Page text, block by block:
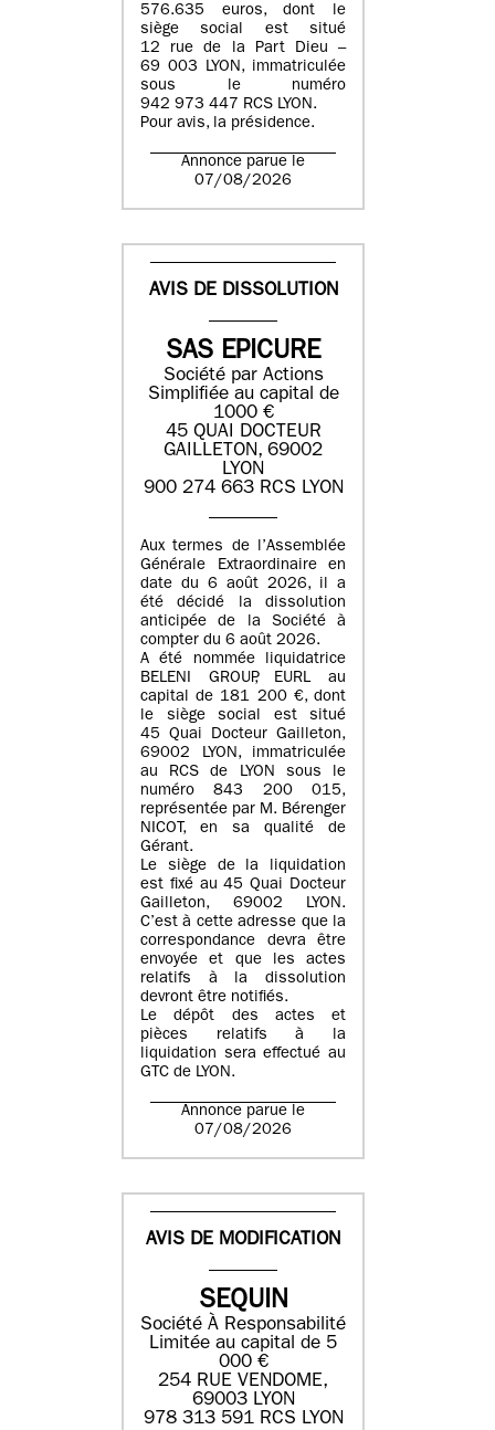
576.635 euros, dont le
siège social est situé
12 rue de la Part Dieu –
69 003 LYON, immatriculée
sous le numéro
942 973 447 RCS LYON.
Pour avis, la présidence.
Annonce parue le
07/08/2026
AVIS DE DISSOLUTION
SAS EPICURE
Société par Actions
Simplifiée au capital de
1000 €
45 QUAI DOCTEUR
GAILLETON, 69002
LYON
900 274 663 RCS LYON
Aux termes de l’Assemblée
Générale Extraordinaire en
date du 6 août 2026, il a
été décidé la dissolution
anticipée de la Société à
compter du 6 août 2026.
A été nommée liquidatrice
BELENI GROUP, EURL au
capital de 181 200 €, dont
le siège social est situé
45 Quai Docteur Gailleton,
69002 LYON, immatriculée
au RCS de LYON sous le
numéro 843 200 015,
représentée par M. Bérenger
NICOT, en sa qualité de
Gérant.
Le siège de la liquidation
est fixé au45 Quai Docteur
Gailleton, 69002 LYON.
C’est à cette adresse que la
correspondance devra être
envoyée et que les actes
relatifs à la dissolution
devront être notifiés.
Le dépôt des actes et
pièces relatifs à la
liquidation sera effectué au
GTC de LYON.
Annonce parue le
07/08/2026
AVIS DE MODIFICATION
SEQUIN
Société À Responsabilité
Limitée au capital de 5
000 €
254 RUE VENDOME,
69003 LYON
978 313 591 RCS LYON